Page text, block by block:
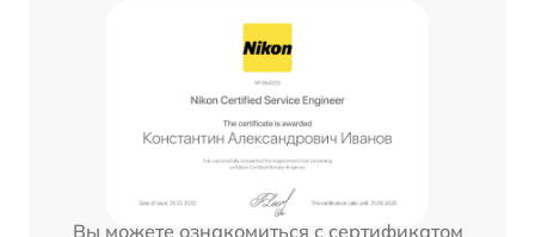
Вы можете ознакомиться с сертификатом